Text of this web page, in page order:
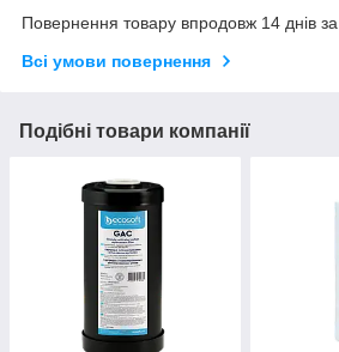
Повернення товару впродовж 14 днів
Всі умови повернення
Подібні товари компанії